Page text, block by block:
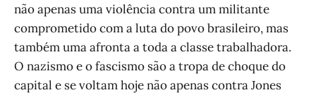
não apenas uma violência contra um militante
comprometido com a luta do povo brasileiro, mas
também uma afronta a toda a classe trabalhadora.
O nazismo e o fascismo são a tropa de choque do
capital e se voltam hoje não apenas contra Jones